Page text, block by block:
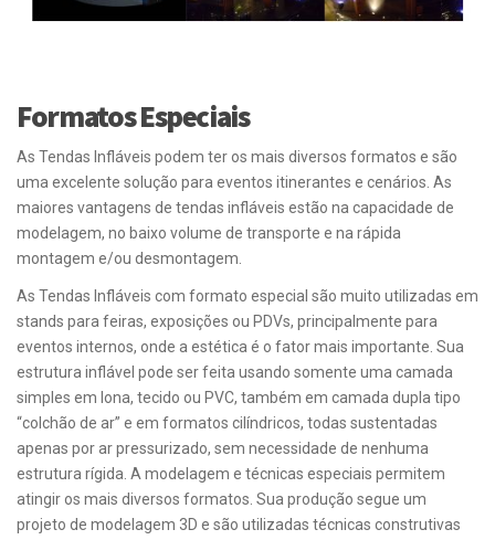
Formatos Especiais
As Tendas Infláveis podem ter os mais diversos formatos e são
uma excelente solução para eventos itinerantes e cenários. As
maiores vantagens de tendas infláveis estão na capacidade de
modelagem, no baixo volume de transporte e na rápida
montagem e/ou desmontagem.
As Tendas Infláveis com formato especial são muito utilizadas em
stands para feiras, exposições ou PDVs, principalmente para
eventos internos, onde a estética é o fator mais importante. Sua
estrutura inflável pode ser feita usando somente uma camada
simples em lona, tecido ou PVC, também em camada dupla tipo
“colchão de ar” e em formatos cilíndricos, todas sustentadas
apenas por ar pressurizado, sem necessidade de nenhuma
estrutura rígida. A modelagem e técnicas especiais permitem
atingir os mais diversos formatos. Sua produção segue um
projeto de modelagem 3D e são utilizadas técnicas construtivas